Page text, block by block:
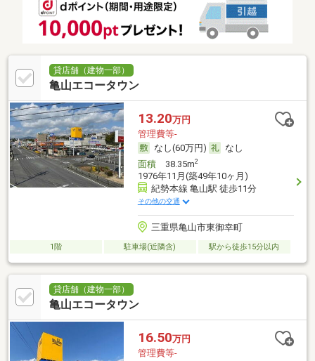
貸店舗（建物一部）
亀山エコータウン
13.20万円
管理費等-
なし(60万円)
なし
面積38.35m2
1976年11月(築49年10ヶ月)
紀勢本線 亀山駅 徒歩11分
その他の交通
三重県亀山市東御幸町
1階 駐車場(近隣含) 駅から徒歩15分以内
貸店舗（建物一部）
亀山エコータウン
16.50万円
管理費等-